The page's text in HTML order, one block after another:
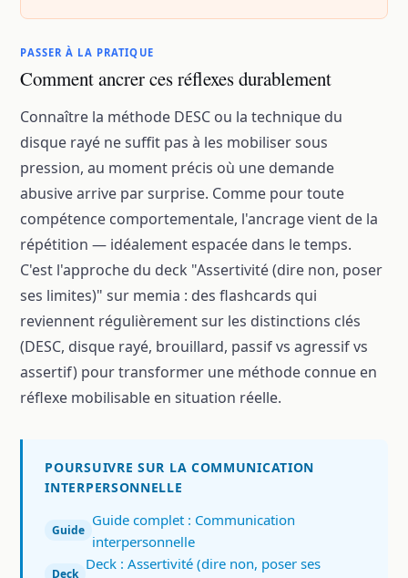
PASSER À LA PRATIQUE
Comment ancrer ces réflexes durablement
Connaître la méthode DESC ou la technique du
disque rayé ne suffit pas à les mobiliser sous
pression, au moment précis où une demande
abusive arrive par surprise. Comme pour toute
compétence comportementale, l'ancrage vient de la
répétition — idéalement espacée dans le temps.
C'est l'approche du deck "Assertivité (dire non, poser
ses limites)" sur memia : des flashcards qui
reviennent régulièrement sur les distinctions clés
(DESC, disque rayé, brouillard, passif vs agressif vs
assertif) pour transformer une méthode connue en
réflexe mobilisable en situation réelle.
POURSUIVRE SUR LA COMMUNICATION
INTERPERSONNELLE
Guide
Guide complet : Communication
interpersonnelle
Deck
Deck : Assertivité (dire non, poser ses